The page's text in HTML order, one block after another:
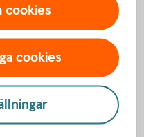
kommande månad,
du gjort en budget.
cookies
cookies